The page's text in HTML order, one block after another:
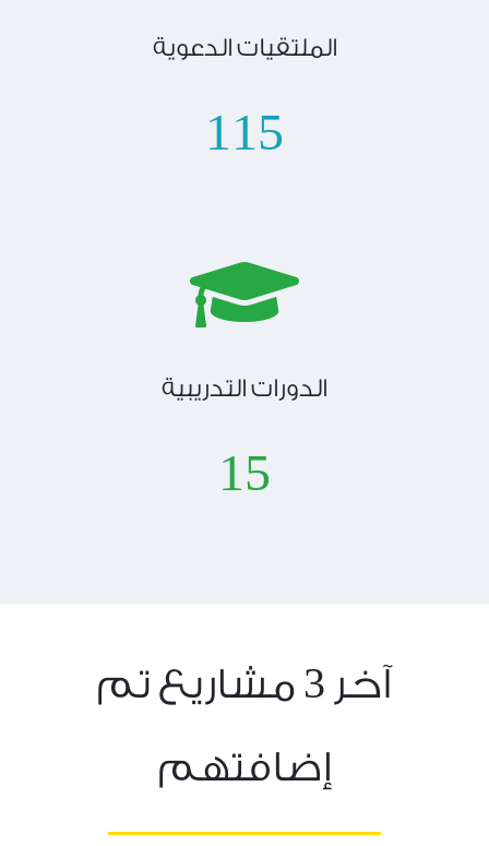
الملتقيات الدعوية
115
الدورات التدريبية
15
آخر 3 مشاريع تم
إضافتهم